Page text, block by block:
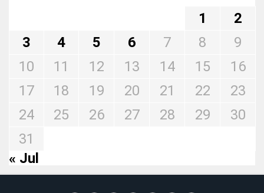
1
2
3
4 5 6 7 8
9
10
11 12 13 14 15
16
17
18 19 20 21 22
23
24
25 26 27 28 29
30
31
« Jul